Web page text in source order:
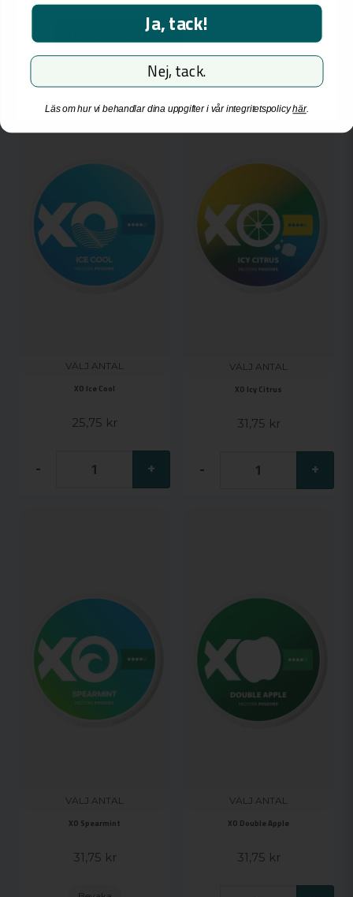
VÄLJ ANTAL
XO Ice Cool
25,75 kr
- +
KORT DATUM
VÄLJ ANTAL
XO Icy Citrus
31,75 kr
- +
VÄLJ ANTAL
XO Spearmint
31,75 kr
VÄLJ ANTAL
XO Double Apple
31,75 kr
Jag är över 18 år
Jag är inte över 18 år
Ja, tack!
Nej, tack.
Läs om hur vi behandlar dina uppgifter i vår integritetspolicyhär.